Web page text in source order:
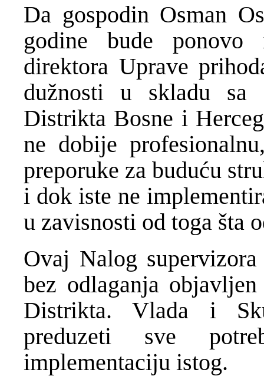
Da gospodin Osman
godine bude ponovo
direktora Uprave
dužnosti u skladu sa
Distrikta Bosne i
ne dobije
preporuke za buduću
i dok iste ne
u zavisnosti od toga šta
Ovaj Nalog
bez odlaganja
Distrikta. Vlada i
preduzeti sve
implementaciju istog.